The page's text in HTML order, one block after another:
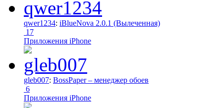
qwer1234: iBlueNova 2.0.1 (Вылеченная)
17
Приложения iPhone
gleb007: BossPaper – менеджер обоев
6
Приложения iPhone